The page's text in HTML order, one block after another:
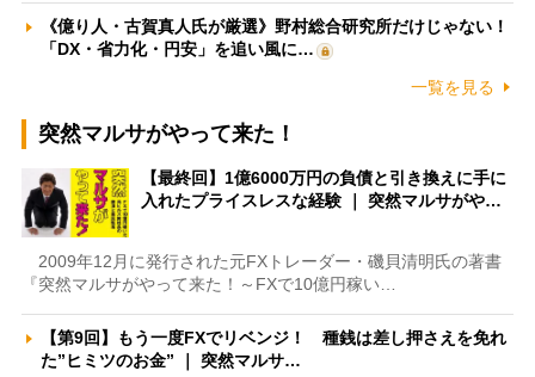
《億り人・古賀真人氏が厳選》野村総合研究所だけじゃない！
「DX・省力化・円安」を追い風に…
一覧を見る
突然マルサがやって来た！
【最終回】1億6000万円の負債と引き換えに手に
入れたプライスレスな経験 ｜ 突然マルサがや…
2009年12月に発行された元FXトレーダー・磯貝清明氏の著書
『突然マルサがやって来た！～FXで10億円稼い…
【第9回】もう一度FXでリベンジ！ 種銭は差し押さえを免れ
た”ヒミツのお金” ｜ 突然マルサ…